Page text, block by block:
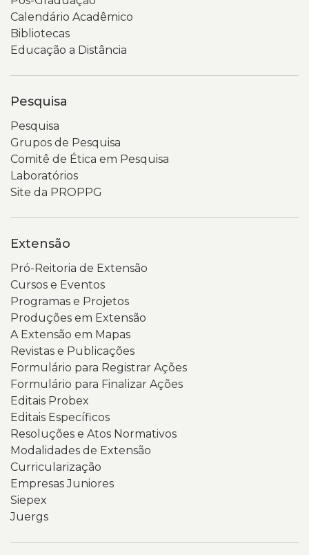
Calendário Acadêmico
Bibliotecas
Educação a Distância
Pesquisa
Pesquisa
Grupos de Pesquisa
Comitê de Ética em Pesquisa
Laboratórios
Site da PROPPG
Extensão
Pró-Reitoria de Extensão
Cursos e Eventos
Programas e Projetos
Produções em Extensão
A Extensão em Mapas
Revistas e Publicações
Formulário para Registrar Ações
Formulário para Finalizar Ações
Editais Probex
Editais Específicos
Resoluções e Atos Normativos
Modalidades de Extensão
Curricularização
Empresas Juniores
Siepex
Juergs